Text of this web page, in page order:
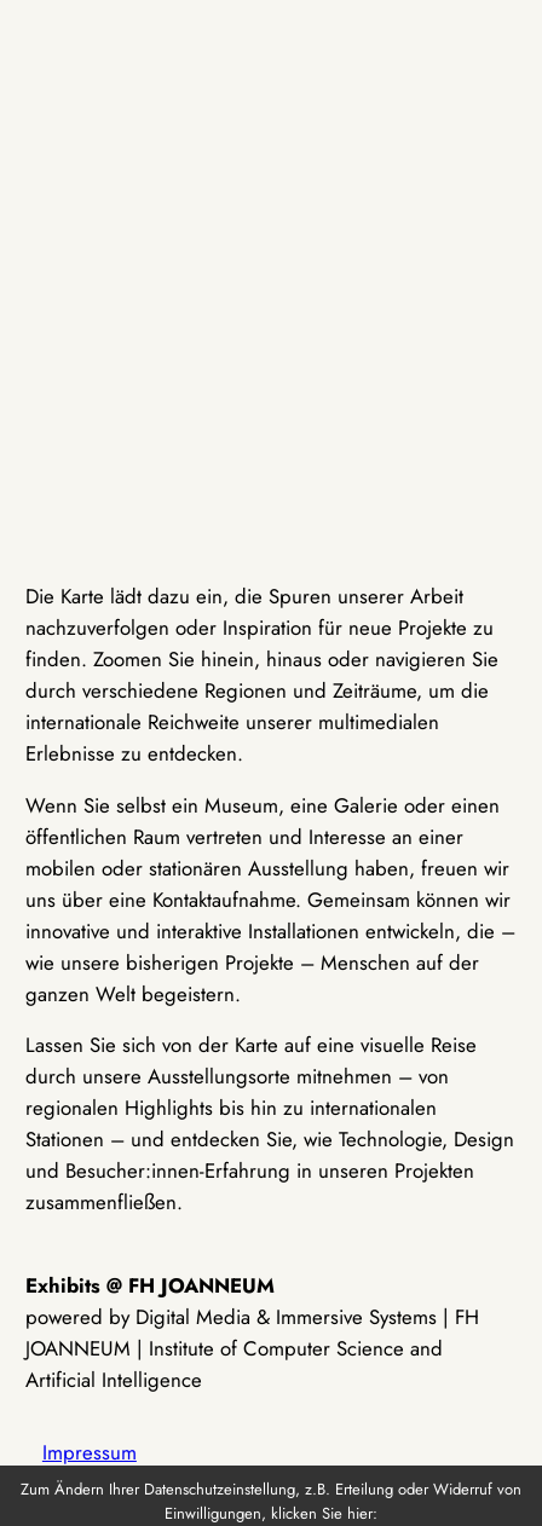
Die Karte lädt dazu ein, die Spuren unserer Arbeit
nachzuverfolgen oder Inspiration für neue Projekte zu
finden. Zoomen Sie hinein, hinaus oder navigieren Sie
durch verschiedene Regionen und Zeiträume, um die
internationale Reichweite unserer multimedialen
Erlebnisse zu entdecken.
Wenn Sie selbst ein Museum, eine Galerie oder einen
öffentlichen Raum vertreten und Interesse an einer
mobilen oder stationären Ausstellung haben, freuen wir
uns über eine Kontaktaufnahme. Gemeinsam können wir
innovative und interaktive Installationen entwickeln, die –
wie unsere bisherigen Projekte – Menschen auf der
ganzen Welt begeistern.
Lassen Sie sich von der Karte auf eine visuelle Reise
durch unsere Ausstellungsorte mitnehmen – von
regionalen Highlights bis hin zu internationalen
Stationen – und entdecken Sie, wie Technologie, Design
und Besucher:innen-Erfahrung in unseren Projekten
zusammenfließen.
Exhibits @ FH JOANNEUM
powered by Digital Media & Immersive Systems | FH
JOANNEUM | Institute of Computer Science and
Artificial Intelligence
Impressum
Zum Ändern Ihrer Datenschutzeinstellung, z.B. Erteilung oder Widerruf von
Einwilligungen, klicken Sie hier: